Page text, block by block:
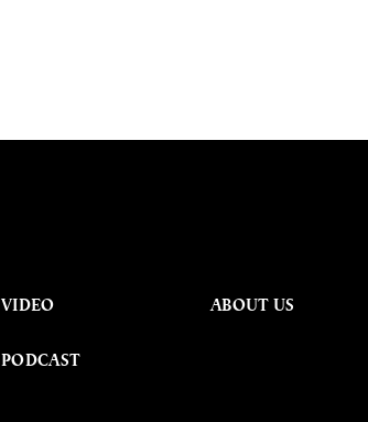
VIDEO
PODCAST
ABOUT US